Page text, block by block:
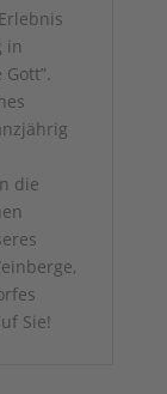
in
die
Sie!